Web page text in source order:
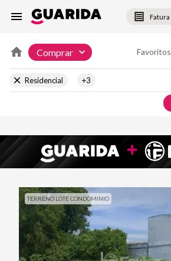
Fatura
Comprar Favoritos
Residencial +3
TERRENO LOTE CONDOMINIO